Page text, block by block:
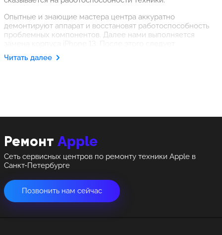
Опытные и знающие мастера центра аккуратно
демонтируют аппарат и восстановят работоспособность
проблемных компонентов. Далее нами выполняется
тестирование вновь собранного устройства, а затем айфон
вручается владельцу с одновременным предоставлением
Читать далее
Ремонт Apple
Сеть сервисных центров по ремонту техники Apple в
Санкт-Петербурге
Позвонить нам сейчас